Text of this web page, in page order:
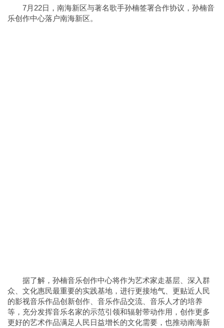
7月22日，南海新区与著名歌手孙楠签署合作协议，孙楠音
乐创作中心落户南海新区。
据了解，孙楠音乐创作中心将作为艺术家走基层、深入群
众、文化惠民最重要的实践基地，进行更接地气、更贴近人民
的影视音乐作品创新创作、音乐作品交流、音乐人才的培养
等，充分发挥音乐名家的示范引领和辐射带动作用，创作更多
更好的艺术作品满足人民日益增长的文化需要，也推动南海新